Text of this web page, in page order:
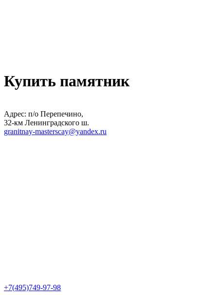
Купить памятник
Адрес: п/о Перепечино,
32-км Ленинградского ш.
granitnay-masterscay@yandex.ru
+7(495)749-97-98